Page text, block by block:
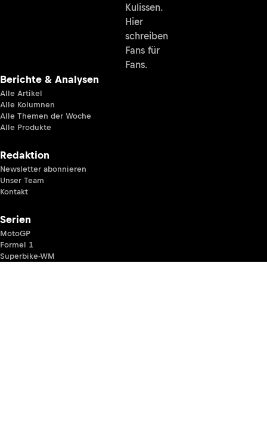
Kulissen.
Hier
schreiben
Fans für
Fans.
Berichte & Analysen
Alle Artikel
Alle Kolumnen
Alle Themen der Woche
Alle Produkte
Redaktion
Newsletter abonnieren
Unser Team
Kontakt
Serien
MotoGP
Formel 1
Superbike-WM